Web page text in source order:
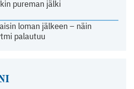
pureman jälki
loman jälkeen – näin
palautuu